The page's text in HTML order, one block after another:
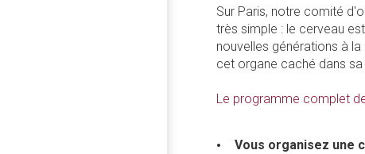
Sur Paris, notre comité
très simple : le cerveau
nouvelles générations à
cet organe caché dans
Le programme complet
Vous organisez une